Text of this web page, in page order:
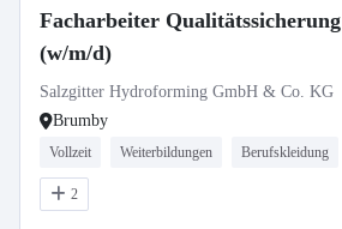
Facharbeiter Qualitätssicherung
(w/m/d)
Salzgitter Hydroforming GmbH & Co. KG
Brumby
Vollzeit Weiterbildungen Berufskleidung
2